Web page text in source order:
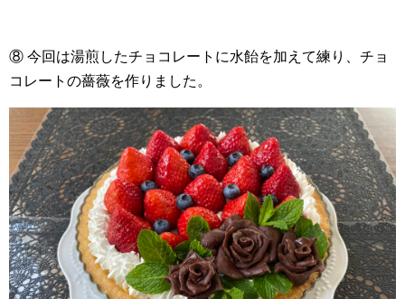
⑧ 今回は湯煎したチョコレートに水飴を加えて練り、チョ
コレートの薔薇を作りました。